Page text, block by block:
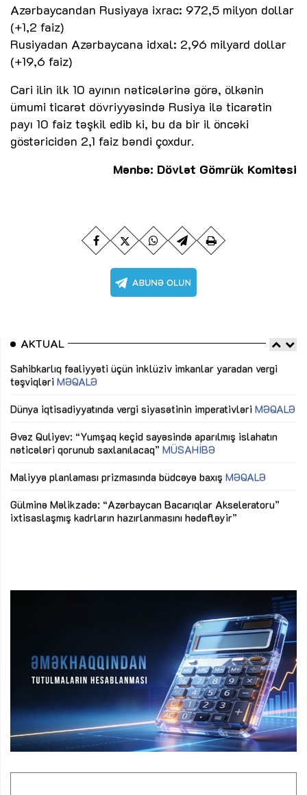
Azərbaycandan Rusiyaya ixrac: 972,5 milyon dollar
(+1,2 faiz)
Rusiyadan Azərbaycana idxal: 2,96 milyard dollar
(+19,6 faiz)
Cari ilin ilk 10 ayının nəticələrinə görə, ölkənin
ümumi ticarət dövriyyəsində Rusiya ilə ticarətin
payı 10 faiz təşkil edib ki, bu da bir il öncəki
göstəricidən 2,1 faiz bəndi çoxdur.
Mənbə: Dövlət Gömrük Komitəsi
AKTUAL
Sahibkarlıq fəaliyyəti üçün inklüziv imkanlar yaradan vergi
təşviqləri MƏQALƏ
Dünya iqtisadiyyatında vergi siyasətinin imperativləri MƏQALƏ
Əvəz Quliyev: “Yumşaq keçid sayəsində aparılmış islahatın
nəticələri qorunub saxlanılacaq” MÜSAHİBƏ
Maliyyə planlaması prizmasında büdcəyə baxış MƏQALƏ
Gülminə Məlikzadə: “Azərbaycan Bacarıqlar Akseleratoru”
ixtisaslaşmış kadrların hazırlanmasını hədəfləyir”